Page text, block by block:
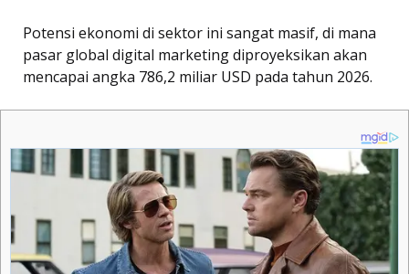
Potensi ekonomi di sektor ini sangat masif, di mana
pasar global digital marketing diproyeksikan akan
mencapai angka 786,2 miliar USD pada tahun 2026.